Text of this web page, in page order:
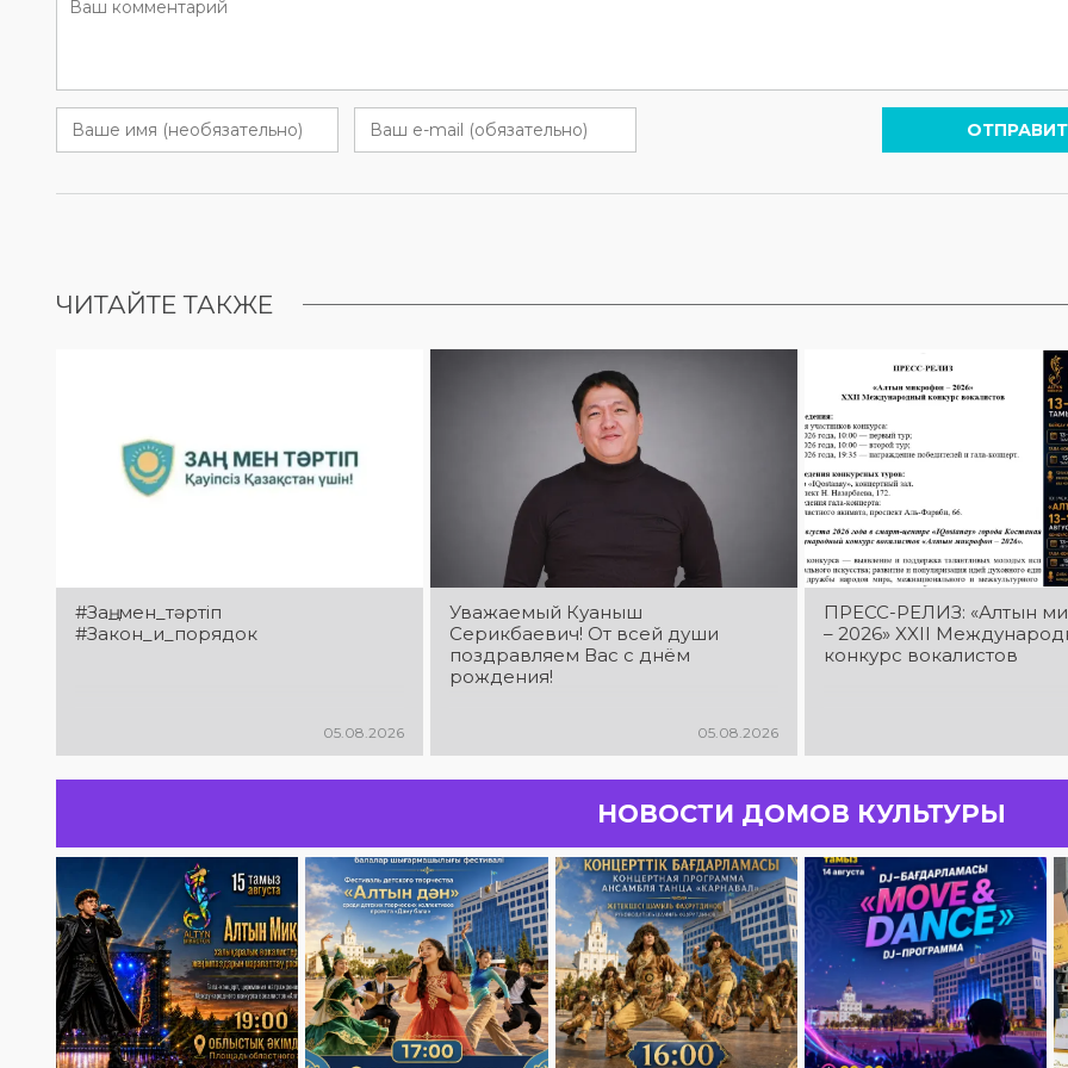
ЧИТАЙТЕ ТАКЖЕ
#Заң_мен_тәртіп
#Закон_и_порядок
05.08.2026
Уважаемый Куаныш
Серикбаевич! От всей души
поздравляем Вас с днём
рождения!
05.08.2026
ПРЕСС-РЕЛИЗ: «Алтын
– 2026» XXIІ
конкурс вокалистов
НОВОСТИ ДОМОВ КУЛЬТУРЫ